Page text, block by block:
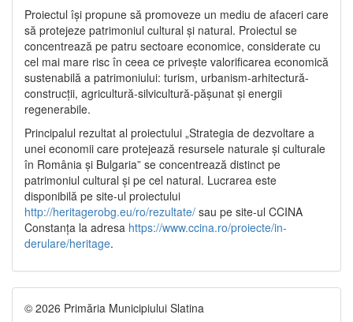
Proiectul își propune să promoveze un mediu de afaceri care
să protejeze patrimoniul cultural și natural. Proiectul se
concentrează pe patru sectoare economice, considerate cu
cel mai mare risc în ceea ce privește valorificarea economică
sustenabilă a patrimoniului: turism, urbanism-arhitectură-
construcții, agricultură-silvicultură-pășunat și energii
regenerabile.
Principalul rezultat al proiectului „Strategia de dezvoltare a
unei economii care protejează resursele naturale și culturale
în România și Bulgaria” se concentrează distinct pe
patrimoniul cultural și pe cel natural. Lucrarea este
disponibilă pe site-ul proiectului
http://heritagerobg.eu/ro/rezultate/ sau pe site-ul CCINA
Constanța la adresa https://www.ccina.ro/proiecte/in-
derulare/heritage.
© 2026 Primăria Municipiului Slatina